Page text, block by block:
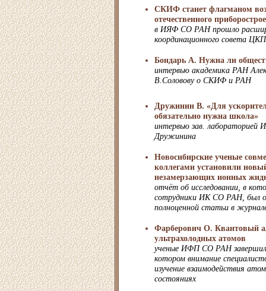
СКИФ станет флагманом
отечественного
в ИЯФ СО РАН прошло
координационного совета
Бондарь А. Нужна ли
интервью академика РАН
В.Соловову о СКИФ и РАН
Дружинин В. «Для
обязательно нужна школа»
интервью зав.
Дружинина
Новосибирские ученые
коллегами установили
незамерзающих ионных
отчёт об исследовании, в
сотрудники ИК СО РАН, был
полноценной статьи в
Фарберович О. Квантовый
ультрахолодных атомов
ученые ИФП СО РАН
котором внимание
изучение взаимодействия
состояниях